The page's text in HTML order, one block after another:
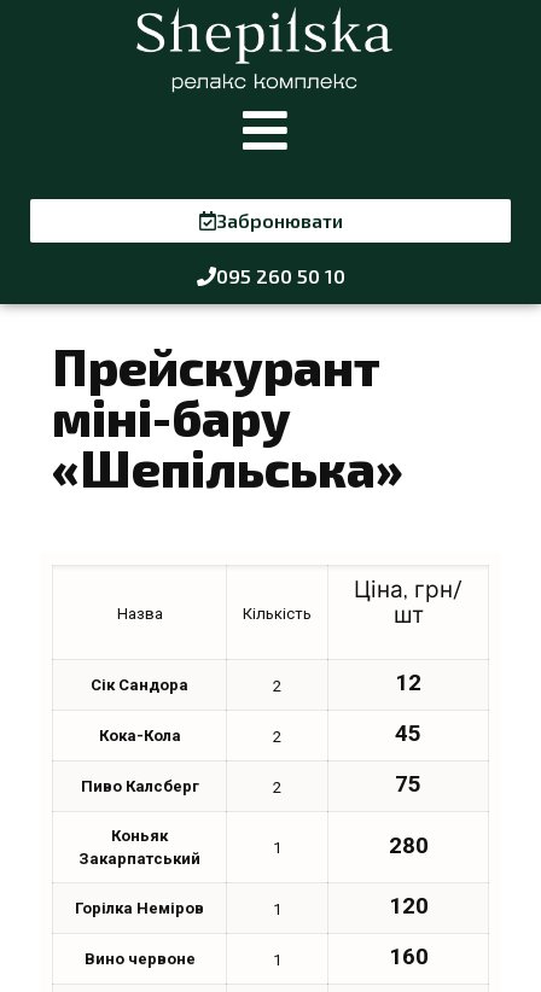
Забронювати
095 260 50 10
Прейскурант
міні-бару
«Шепільська»
Назва Кількість
Ціна, грн/
шт
Сік Сандора 2 12
Кока-Кола 2 45
Пиво Калсберг 2 75
Коньяк
Закарпатський
1 280
Горілка Неміров 1 120
Вино червоне 1 160